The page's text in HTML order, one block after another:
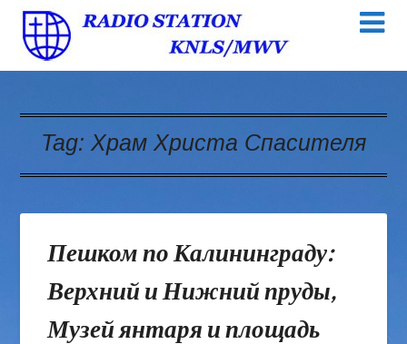
Tag: Храм Христа Спасителя
Пешком по Калининграду:
Верхний и Нижний пруды,
Музей янтаря и площадь